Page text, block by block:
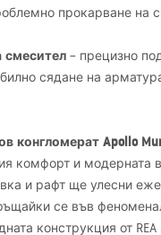
прокарване на
смесител – прецизно
сядане на
конгломерат Apollo
комфорт и модерната
и рафт ще улесни
се във
конструкция от REA